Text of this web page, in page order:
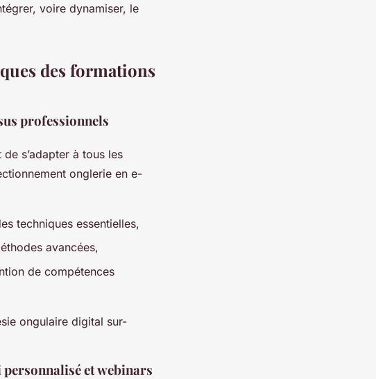
voire dynamiser, le
des formations
professionnels
de s’adapter à tous les
onglerie en e-
techniques essentielles,
avancées,
de compétences
ongulaire digital sur-
et webinars